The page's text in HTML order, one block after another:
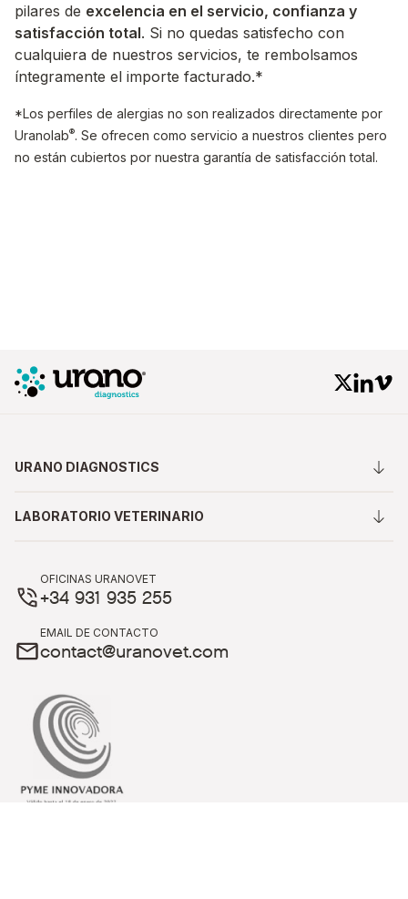
pilares de excelencia en el servicio, confianza y
satisfacción total. Si no quedas satisfecho con
cualquiera de nuestros servicios, te rembolsamos
íntegramente el importe facturado.*
*Los perfiles de alergias no son realizados directamente por
Uranolab®. Se ofrecen como servicio a nuestros clientes pero
no están cubiertos por nuestra garantía de satisfacción total.
URANO DIAGNOSTICS
LABORATORIO VETERINARIO
OFICINAS URANOVET
+34 931 935 255
EMAIL DE CONTACTO
contact@uranovet.com